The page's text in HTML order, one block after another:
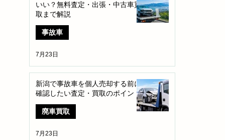
いい？無料査定・出張・中古車買
取まで解説
事故車
7月23日
新潟で事故車を個人売却する前に
確認したい査定・買取のポイント
廃車買取
7月23日